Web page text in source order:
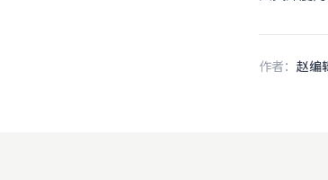
作者： 赵编